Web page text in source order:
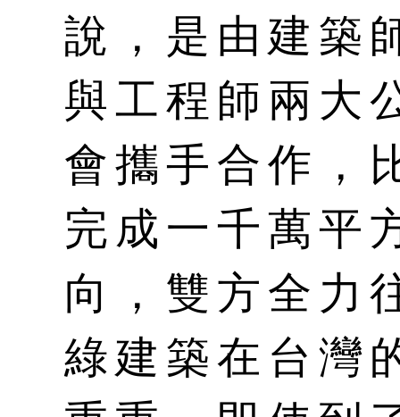
說，是由建築
與工程師兩大
會攜手合作，
完成一千萬平
向，雙方全力
綠建築在台灣